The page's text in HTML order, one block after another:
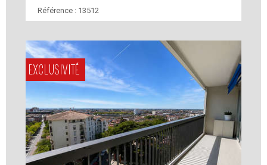
Référence : 13512
EXCLUSIVITÉ